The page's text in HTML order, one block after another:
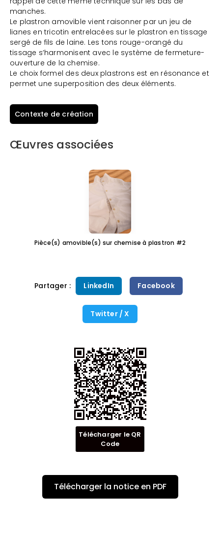
manches.
Le plastron amovible vient raisonner par un jeu de
lianes en tricotin entrelacées sur le plastron en tissage
sergé de fils de laine. Les tons rouge-orangé du
tissage s’harmonisent avec le système de fermeture-
ouverture de la chemise.
Le choix formel des deux plastrons est en résonance et
permet une superposition des deux éléments.
Contexte de création
Œuvres associées
Pièce(s) amovible(s) sur chemise à plastron #2
Partager : LinkedIn Facebook
Twitter / X
Télécharger le QR
Code
Télécharger la notice en PDF